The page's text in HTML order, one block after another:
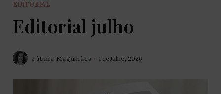
EDITORIAL
Editorial julho
Fátima Magalhães 1 de Julho, 2026